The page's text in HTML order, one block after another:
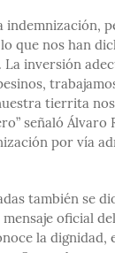
indemnización,
que nos han
inversión
tierrita nos
señaló Álvaro
por vía
también se
oficial
la dignidad,